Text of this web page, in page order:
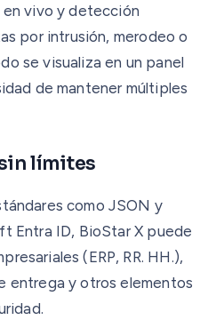
vivo y detección
por intrusión, merodeo o
se visualiza en un panel
de mantener múltiples
límites
como JSON y
Entra ID, BioStar X puede
(ERP, RR. HH.),
entrega y otros elementos